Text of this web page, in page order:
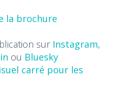
la brochure
sur Instagram,
ou Bluesky
carré pour les